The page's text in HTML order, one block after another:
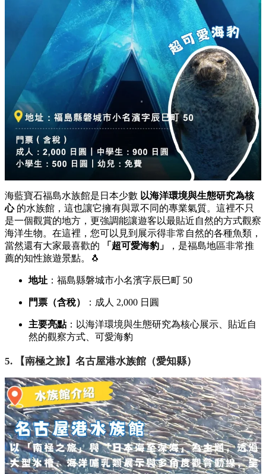
海藍寶石福島水族館是日本少數 以海洋環境與生態研究為核
心的水族館， 這也讓它擁有與眾不同 的專業氣質。 這裡不只
是一個觀賞的地方， 更強調能讓遊客以最貼近自然的方式觀察
海洋生物。 在這裡， 您可以見到展示得非常自然的各種魚類，
當然還有大家最喜歡的
「超可愛海豹」 ， 是福島地區非常推
薦的知性旅遊景點。
🐧
地址 ：福島縣磐城市小名濱字辰巳町 50
門票（含稅） ：成人 2,000 日圓
主要亮點：以海洋環境與生態研究為核心展示、 貼近自
然的觀察方式、 可愛海豹
5. 【南極之旅】名古屋港水族館（愛知縣）